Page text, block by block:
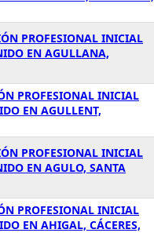
PROFESIONAL INICIAL
EN AGULLANA,
PROFESIONAL INICIAL
EN AGULLENT,
PROFESIONAL INICIAL
EN AGULO, SANTA
PROFESIONAL INICIAL
EN AHIGAL, CÁCERES,